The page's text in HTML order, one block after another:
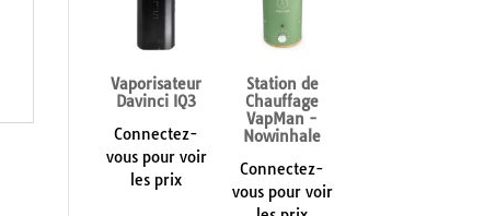
Vaporisateur
Davinci IQ3
Connectez-
vous pour voir
les prix
Station de
Chauffage
VapMan -
Nowinhale
Connectez-
vous pour voir